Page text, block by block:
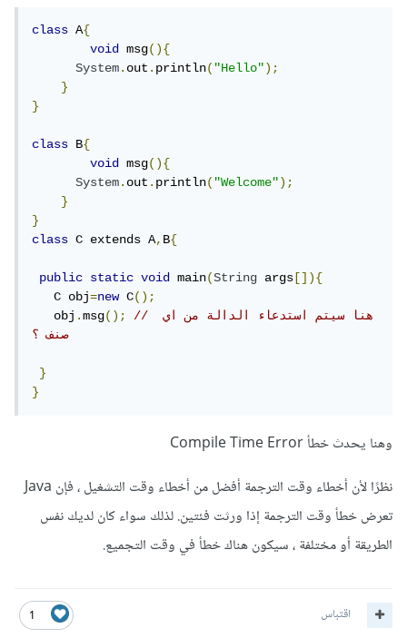
class A{
void msg(){
System.out.println("Hello");
}
}
class B{
void msg(){
System.out.println("Welcome");
}
}
class C extends A,B{
public static void main(String args []){
   C obj
=new C();
   obj
.msg();
// هنا سيتم استدعاء الدالة من اي
صنف ؟
}
}
وهنا يحدث خطأ Compile Time Error
نظرًا لأن أخطاء وقت الترجمة أفضل من أخطاء وقت التشغيل ، فإن Java
تعرض خطأ وقت الترجمة إذا ورثت فئتين. لذلك سواء كان لديك نفس
الطريقة أو مختلفة ، سيكون هناك خطأ في وقت التجميع.
1 اقتباس